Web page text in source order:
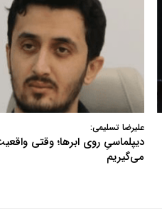
علیرضا تسلیمی:
دیپلماسیِ روی ابرها؛ وقتی
می‌گیریم